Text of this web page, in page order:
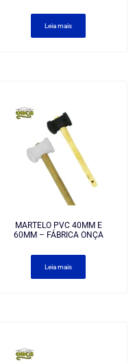
Leia mais
MARTELO PVC 40MM E
60MM – FÁBRICA ONÇA
Leia mais